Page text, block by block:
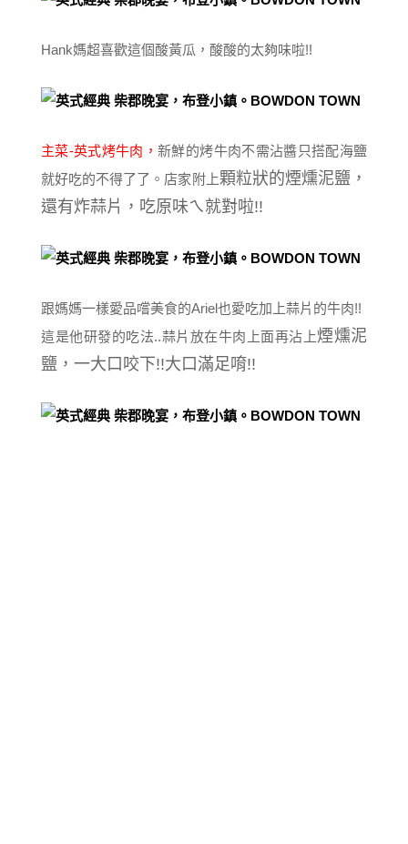
Hank媽超喜歡這個酸黃瓜，酸酸的太夠味啦!!
主菜-英式烤牛肉，新鮮的烤牛肉不需沾醬只搭配海鹽
就好吃的不得了了。店家附上顆粒狀的煙燻泥鹽，
還有炸蒜片，吃原味ㄟ就對啦!!
跟媽媽一樣愛品嚐美食的Ariel也愛吃加上蒜片的牛肉!!
這是他研發的吃法..蒜片放在牛肉上面再沾上煙燻泥
鹽，一大口咬下!!大口滿足唷!!